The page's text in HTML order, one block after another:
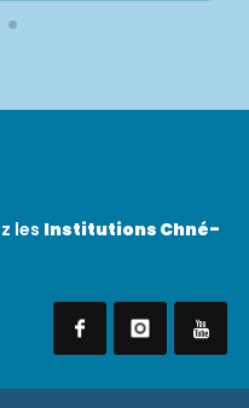
les Institutions Chné-